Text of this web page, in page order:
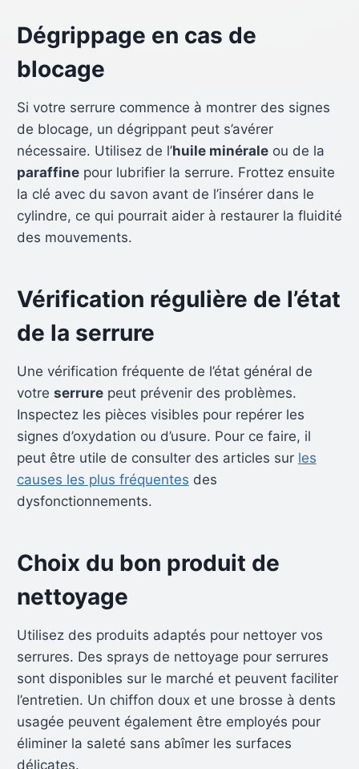
Dégrippage en cas de
blocage
Si votre serrure commence à montrer des signes
de blocage, un dégrippant peut s’avérer
nécessaire. Utilisez de l’huile minéraleou de la
paraffinepour lubrifier la serrure. Frottez ensuite
la clé avec du savon avant de l’insérer dans le
cylindre, ce qui pourrait aider à restaurer la fluidité
des mouvements.
Vérification régulière de l’état
de la serrure
Une vérification fréquente de l’état général de
votre serrurepeut prévenir des problèmes.
Inspectez les pièces visibles pour repérer les
signes d’oxydation ou d’usure. Pour ce faire, il
peut être utile de consulter des articles sur les
causes les plus fréquentes des
dysfonctionnements.
Choix du bon produit de
nettoyage
Utilisez des produits adaptés pour nettoyer vos
serrures. Des sprays de nettoyage pour serrures
sont disponibles sur le marché et peuvent faciliter
l’entretien. Un chiffon doux et une brosse à dents
usagée peuvent également être employés pour
éliminer la saleté sans abîmer les surfaces
délicates.